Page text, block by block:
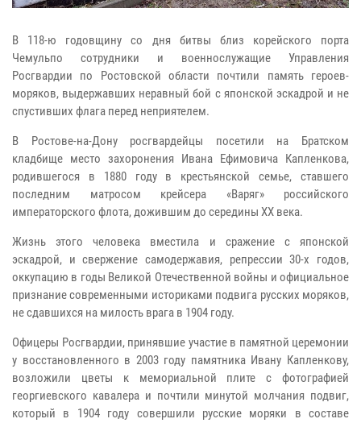
В 118-ю годовщину со дня битвы близ корейского порта
Чемульпо сотрудники и военнослужащие Управления
Росгвардии по Ростовской области почтили память героев-
моряков, выдержавших неравный бой с японской эскадрой и не
спустивших флага перед неприятелем.
В Ростове-на-Дону росгвардейцы посетили на Братском
кладбище место захоронения Ивана Ефимовича Капленкова,
родившегося в 1880 году в крестьянской семье, ставшего
последним матросом крейсера «Варяг» российского
императорского флота, дожившим до середины XX века.
Жизнь этого человека вместила и сражение с японской
эскадрой, и свержение самодержавия, репрессии 30-х годов,
оккупацию в годы Великой Отечественной войны и официальное
признание современными историками подвига русских моряков,
не сдавшихся на милость врага в 1904 году.
Офицеры Росгвардии, принявшие участие в памятной церемонии
у восстановленного в 2003 году памятника Ивану Капленкову,
возложили цветы к мемориальной плите с фотографией
георгиевского кавалера и почтили минутой молчания подвиг,
который в 1904 году совершили русские моряки в составе